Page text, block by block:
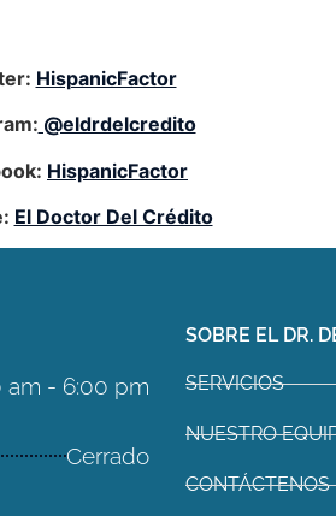
HispanicFactor
@eldrdelcredito
HispanicFactor
El Doctor Del Crédito
am - 6:00 pm
Cerrado
SOBRE EL DR.
SERVICIOS
NUESTRO
CONTÁCTENOS